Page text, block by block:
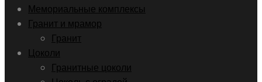
Мемориальные комплексы
Гранит и мрамор
Гранит
Цоколи
Гранитные цоколи